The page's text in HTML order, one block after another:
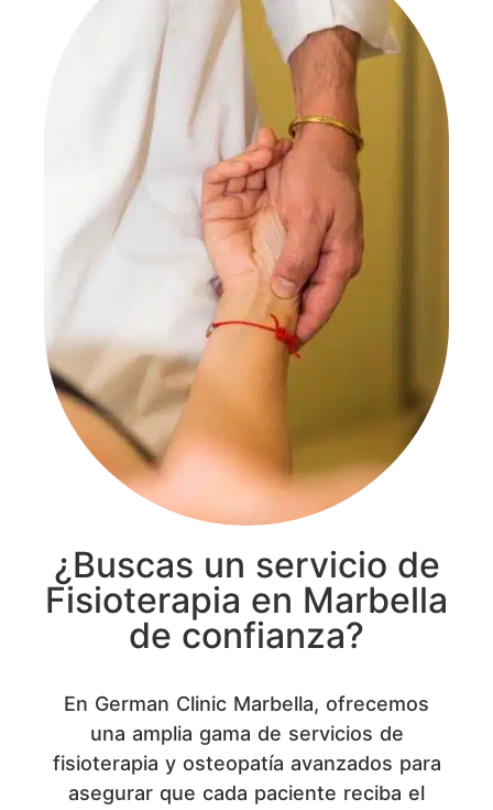
¿Buscas un servicio de
Fisioterapia en Marbella
de confianza?
En German Clinic Marbella, ofrecemos
una amplia gama de servicios de
fisioterapia y osteopatía avanzados para
asegurar que cada paciente reciba el